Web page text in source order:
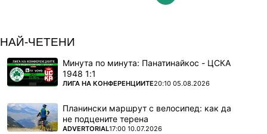
НАЙ-ЧЕТЕНИ
Минута по минута: Панатинайкос - ЦСКА
1948 1:1
ПОВЕЧЕ ОТ
ЛИГА НА КОНФЕРЕНЦИИТЕ20:10 05.08.2026
Планински маршрут с велосипед: как да
не подцените терена
ПОВЕЧЕ ОТ
ADVERTORIAL17:00 10.07.2026